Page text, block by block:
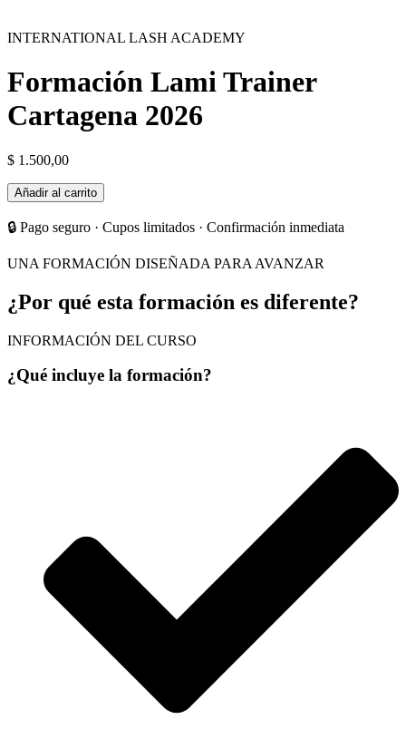
INTERNATIONAL LASH ACADEMY
Formación Lami Trainer
Cartagena 2026
$ 1.500,00
Formación
Lami
Trainer
Cartagena
2026
cantidad
Añadir al carrito
🔒 Pago seguro · Cupos limitados · Confirmación inmediata
UNA FORMACIÓN DISEÑADA PARA AVANZAR
¿Por qué esta formación es diferente?
INFORMACIÓN DEL CURSO
¿Qué incluye la formación?